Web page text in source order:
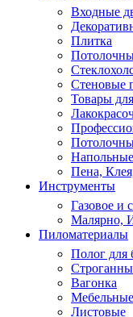
Входные
Плитка
Стеновые
Товары
Пена,
Инструменты
Газовое и
Малярно,
Пиломатериалы
Полог для
Вагонка
Листовые